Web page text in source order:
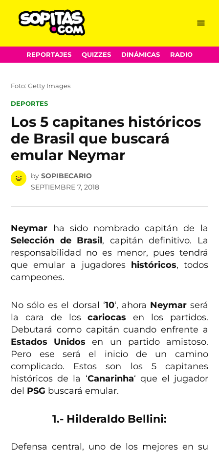
Skip
to
Menu
REPORTAJES QUIZZES DINÁMICAS RADIO
Foto: Getty Images
POSTED
DEPORTES
Los 5 capitanes históricos
de Brasil que buscará
emular Neymar
by SOPIBECARIO
SEPTIEMBRE 7, 2018
Neymar ha sido nombrado capitán de la
Selección de Brasil, capitán definitivo. La
responsabilidad no es menor, pues tendrá
que emular a jugadores históricos, todos
campeones.
No sólo es el dorsal ‘10‘, ahora Neymarserá
la cara de loscariocas en los partidos.
Debutará como capitán cuando enfrente a
Estados Unidos en un partido amistoso.
Pero ese será el inicio de un camino
complicado. Estos son los 5 capitanes
históricos de la ‘Canarinha‘ que el jugador
del PSG buscará emular.
1.- Hilderaldo Bellini:
Defensa central, uno de los mejores en su